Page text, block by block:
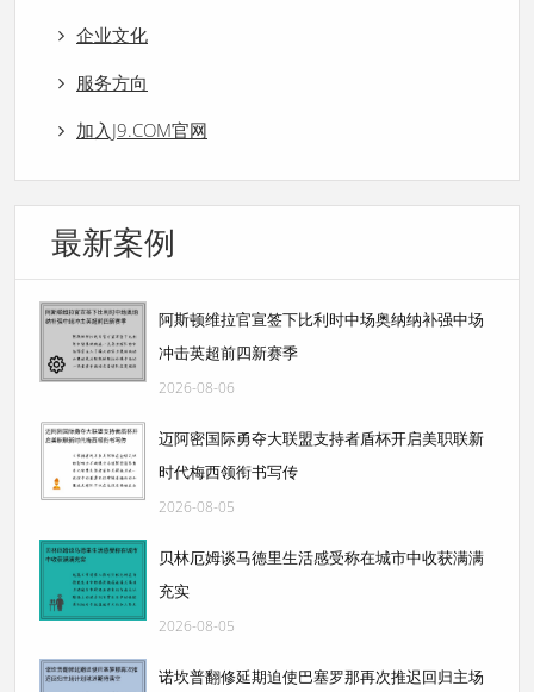
企业文化
服务方向
加入J9.COM官网
最新案例
阿斯顿维拉官宣签下比利时中场奥纳纳补强中场
冲击英超前四新赛季
2026-08-06
迈阿密国际勇夺大联盟支持者盾杯开启美职联新
时代梅西领衔书写传
2026-08-05
贝林厄姆谈马德里生活感受称在城市中收获满满
充实
2026-08-05
诺坎普翻修延期迫使巴塞罗那再次推迟回归主场